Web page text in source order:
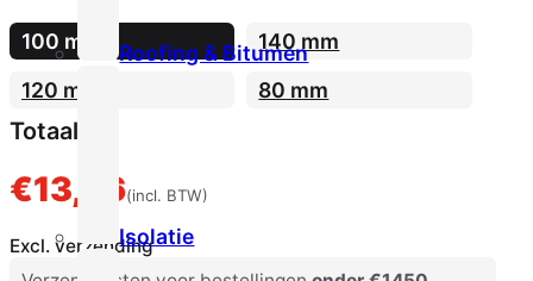
Roofing & Bitumen
Isolatie
100 mm
140 mm
120 mm
80 mm
Totaal
€13,96(incl. BTW)
Excl. verzending